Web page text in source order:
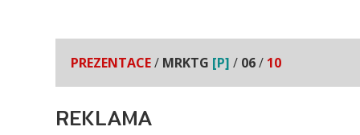
PREZENTACE/ MRKTG [P] / 06/ 10
REKLAMA